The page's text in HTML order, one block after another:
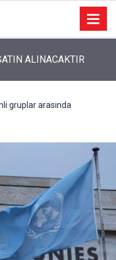
ALINACAKTIR
gruplar arasında